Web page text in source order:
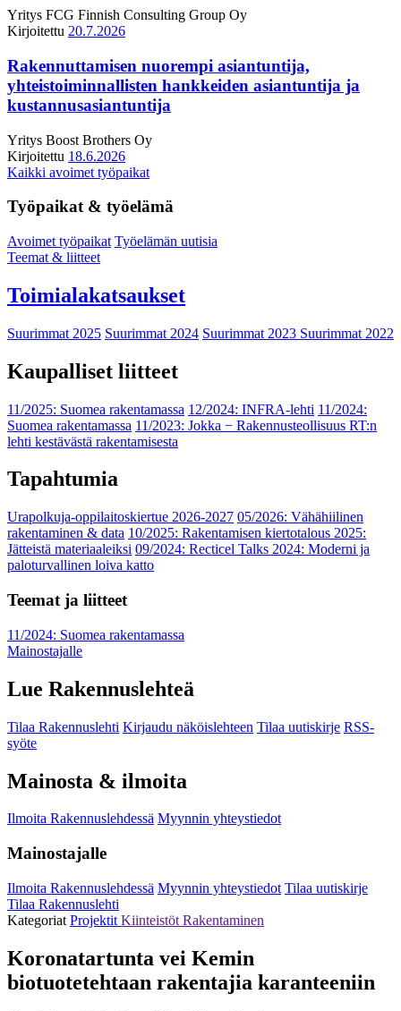
Yritys FCG Finnish Consulting Group Oy
Kirjoitettu 20.7.2026
Rakennuttamisen nuorempi asiantuntija,
yhteistoiminnallisten hankkeiden asiantuntija ja
kustannusasiantuntija
Yritys Boost Brothers Oy
Kirjoitettu 18.6.2026
Kaikki avoimet työpaikat
Työpaikat & työelämä
Avoimet työpaikat Työelämän uutisia
Teemat & liitteet
Toimialakatsaukset
Suurimmat 2025 Suurimmat 2024 Suurimmat 2023 Suurimmat 2022
Kaupalliset liitteet
11/2025: Suomea rakentamassa 12/2024: INFRA-lehti 11/2024:
Suomea rakentamassa 11/2023: Jokka − Rakennusteollisuus RT:n
lehti kestävästä rakentamisesta
Tapahtumia
Urapolkuja-oppilaitoskiertue 2026-2027 05/2026: Vähähiilinen
rakentaminen & data 10/2025: Rakentamisen kiertotalous 2025:
Jätteistä materiaaleiksi 09/2024: Recticel Talks 2024: Moderni ja
paloturvallinen loiva katto
Teemat ja liitteet
11/2024: Suomea rakentamassa
Mainostajalle
Lue Rakennuslehteä
Tilaa Rakennuslehti Kirjaudu näköislehteen Tilaa uutiskirje RSS-
syöte
Mainosta & ilmoita
Ilmoita Rakennuslehdessä Myynnin yhteystiedot
Mainostajalle
Ilmoita Rakennuslehdessä Myynnin yhteystiedot Tilaa uutiskirje
Tilaa Rakennuslehti
Kategoriat Projektit Kiinteistöt Rakentaminen
Koronatartunta vei Kemin
biotuotetehtaan rakentajia karanteeniin